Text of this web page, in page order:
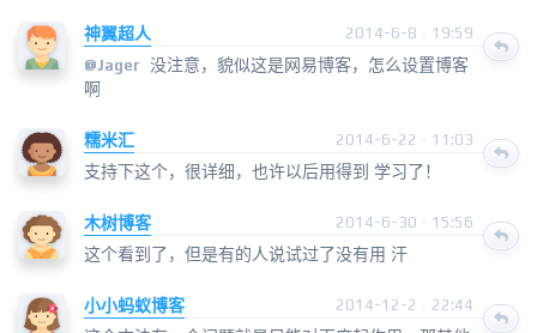
神翼超人
2014-6-8 · 19:59
@Jager 没注意，貌似这是网易博客，怎么设置博客
啊
糯米汇 2014-6-22 · 11:03
支持下这个，很详细，也许以后用得到 学习了！
木树博客 2014-6-30 · 15:56
这个看到了，但是有的人说试过了没有用 汗
小小蚂蚁博客 2014-12-2 · 22:44